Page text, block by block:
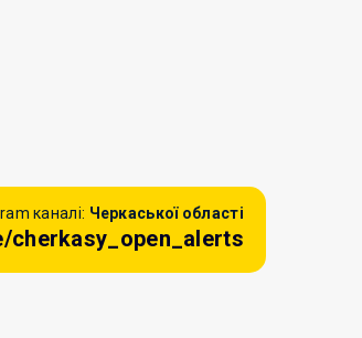
каналі: Черкаської області
cherkasy_open_alerts